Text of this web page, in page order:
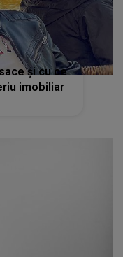
și cu ce
imobiliar